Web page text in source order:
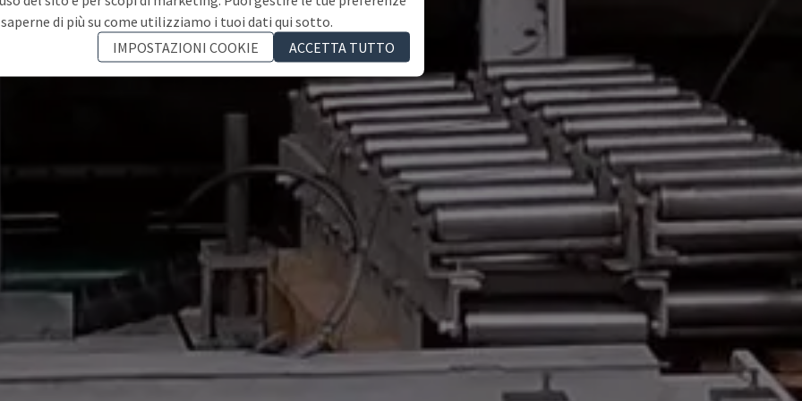
di più su come utilizziamo i tuoi dati qui sotto.
IMPOSTAZIONI COOKIE
ACCETTA TUTTO